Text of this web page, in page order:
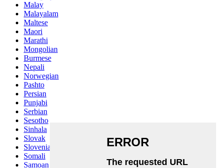
Malay
Malayalam
Maltese
Maori
Marathi
Mongolian
Burmese
Nepali
Norwegian
Pashto
Persian
Punjabi
Serbian
Sesotho
Sinhala
Slovak
Slovenian
Somali
Samoan